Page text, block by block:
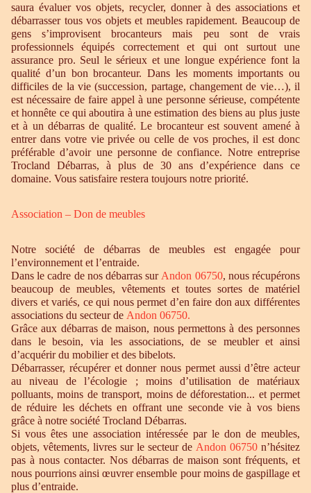
saura évaluer vos objets, recycler, donner à des associations et
débarrasser tous vos objets et meubles rapidement. Beaucoup de
gens s’improvisent brocanteurs mais peu sont de vrais
professionnels équipés correctement et qui ont surtout une
assurance pro. Seul le sérieux et une longue expérience font la
qualité d’un bon brocanteur. Dans les moments importants ou
difficiles de la vie (succession, partage, changement de vie…), il
est nécessaire de faire appel à une personne sérieuse, compétente
et honnête ce qui aboutira à une estimation des biens au plus juste
et à un débarras de qualité. Le brocanteur est souvent amené à
entrer dans votre vie privée ou celle de vos proches, il est donc
préférable d’avoir une personne de confiance. Notre entreprise
Trocland Débarras, à plus de 30 ans d’expérience dans ce
domaine. Vous satisfaire restera toujours notre priorité.
Association – Don de meubles
Notre société de débarras de meubles est engagée pour
l’environnement et l’entraide.
Dans le cadre de nos débarras sur Andon 06750, nous récupérons
beaucoup de meubles, vêtements et toutes sortes de matériel
divers et variés, ce qui nous permet d’en faire don aux différentes
associations du secteur de Andon 06750.
Grâce aux débarras de maison, nous permettons à des personnes
dans le besoin, via les associations, de se meubler et ainsi
d’acquérir du mobilier et des bibelots.
Débarrasser, récupérer et donner nous permet aussi d’être acteur
au niveau de l’écologie ; moins d’utilisation de matériaux
polluants, moins de transport, moins de déforestation... et permet
de réduire les déchets en offrant une seconde vie à vos biens
grâce à notre société Trocland Débarras.
Si vous êtes une association intéressée par le don de meubles,
objets, vêtements, livres sur le secteur de Andon 06750 n’hésitez
pas à nous contacter. Nos débarras de maison sont fréquents, et
nous pourrions ainsi œuvrer ensemble pour moins de gaspillage et
plus d’entraide.